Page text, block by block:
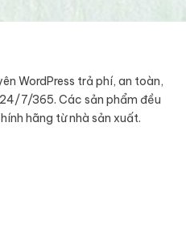
WordPress trả phí, an toàn,
7/365. Các sản phẩm đều
hãng từ nhà sản xuất.